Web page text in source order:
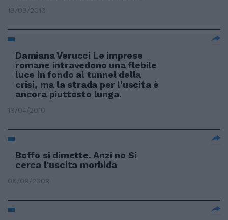
19/09/2010
Damiana Verucci Le imprese
romane intravedono una flebile
luce in fondo al tunnel della
crisi, ma la strada per l'uscita è
ancora piuttosto lunga.
18/04/2010
Boffo si dimette. Anzi no Si
cerca l'uscita morbida
06/09/2009